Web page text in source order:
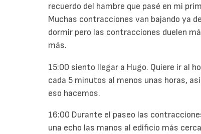
recuerdo del hambre que pasé en mi
Muchas contracciones van bajando ya
dormir pero las contracciones duelen
más.
15:00 siento llegar a Hugo. Quiere ir al
cada 5 minutos al menos unas horas,
eso hacemos.
16:00 Durante el paseo las
una echo las manos al edificio más